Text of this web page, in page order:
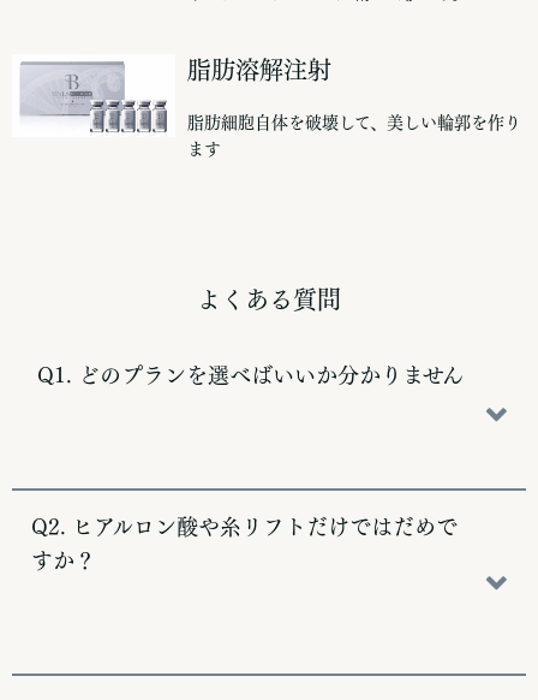
脂肪溶解注射
脂肪細胞自体を破壊して、美しい輪郭を作り
ます
よくある質問
Q1. どのプランを選べばいいか分かりません
Q2. ヒアルロン酸や糸リフトだけではだめで
すか？